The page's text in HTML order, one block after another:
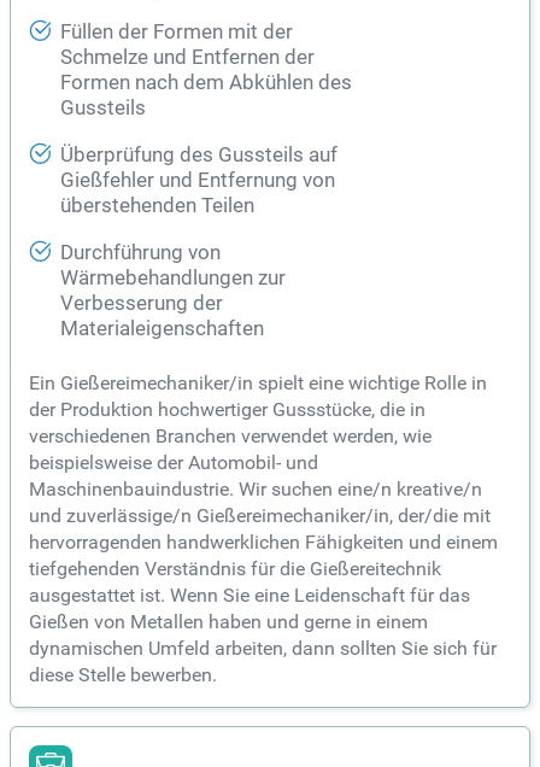
Füllen der Formen mit der
Schmelze und Entfernen der
Formen nach dem Abkühlen des
Gussteils
Überprüfung des Gussteils auf
Gießfehler und Entfernung von
überstehenden Teilen
Durchführung von
Wärmebehandlungen zur
Verbesserung der
Materialeigenschaften
Ein Gießereimechaniker/in spielt eine wichtige Rolle in
der Produktion hochwertiger Gussstücke, die in
verschiedenen Branchen verwendet werden, wie
beispielsweise der Automobil- und
Maschinenbauindustrie. Wir suchen eine/n kreative/n
und zuverlässige/n Gießereimechaniker/in, der/die mit
hervorragenden handwerklichen Fähigkeiten und einem
tiefgehenden Verständnis für die Gießereitechnik
ausgestattet ist. Wenn Sie eine Leidenschaft für das
Gießen von Metallen haben und gerne in einem
dynamischen Umfeld arbeiten, dann sollten Sie sich für
diese Stelle bewerben.